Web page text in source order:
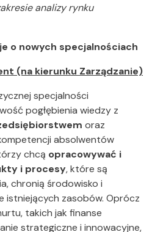
analizy rynku
o nowych specjalnościach
(na kierunku Zarządzanie)
specjalności
pogłębienia wiedzy z
oraz
absolwentów
chcą opracowywać i
i procesy, które są
chronią środowisko i
istniejących zasobów. Oprócz
takich jak finanse
strategiczne i innowacyjne,